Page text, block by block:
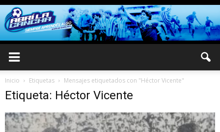
Inicio Etiquetas Mensajes etiquetados con "Héctor Vicente"
Etiqueta: Héctor Vicente